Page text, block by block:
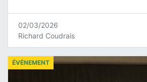
02/03/2026
Richard Coudrais
ÉVÉNEMENT